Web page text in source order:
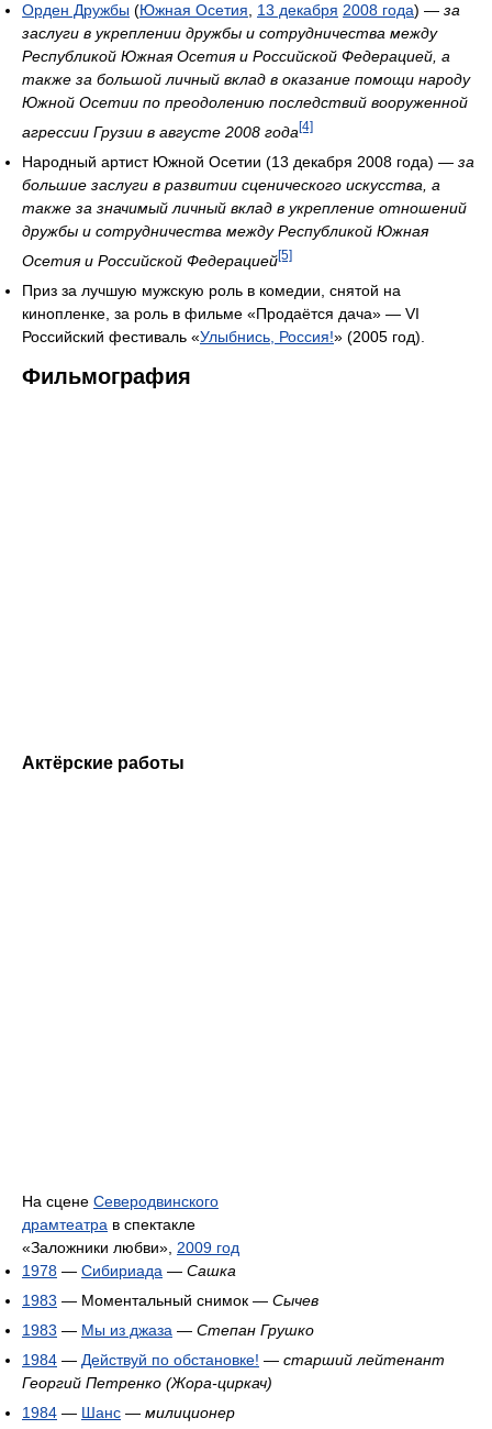
Орден Дружбы (Южная Осетия, 13 декабря 2008 года) — за
заслуги в укреплении дружбы и сотрудничества между
Республикой Южная Осетия и Российской Федерацией, а
также за большой личный вклад в оказание помощи народу
Южной Осетии по преодолению последствий вооруженной
агрессии Грузии в августе 2008 года [4]
Народный артист Южной Осетии (13 декабря 2008 года) — за
большие заслуги в развитии сценического искусства, а
также за значимый личный вклад в укрепление отношений
дружбы и сотрудничества между Республикой Южная
Осетия и Российской Федерацией[5]
Приз за лучшую мужскую роль в комедии, снятой на
кинопленке, за роль в фильме «Продаётся дача» — VI
Российский фестиваль «Улыбнись, Россия!» (2005 год).
Фильмография
Актёрские работы
На сцене Северодвинского
драмтеатра в спектакле
«Заложники любви», 2009 год
1978 — Сибириада — Сашка
1983 — Моментальный снимок — Сычев
1983 — Мы из джаза — Степан Грушко
1984 — Действуй по обстановке! — старший лейтенант
Георгий Петренко (Жора-циркач)
1984 — Шанс — милиционер